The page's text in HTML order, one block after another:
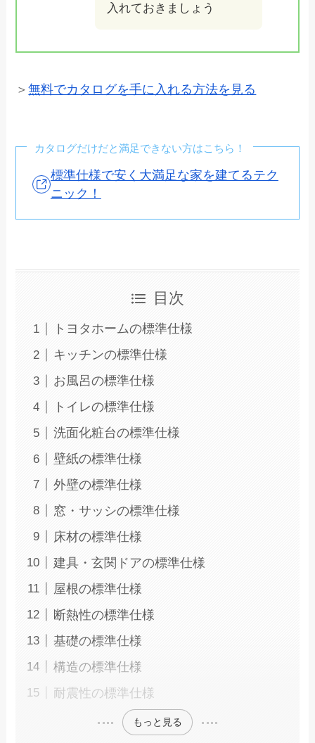
入れておきましょう
＞無料でカタログを手に入れる方法を見る
カタログだけだと満足できない方はこちら！
標準仕様で安く大満足な家を建てるテク
ニック！
目次
トヨタホームの標準仕様
キッチンの標準仕様
お風呂の標準仕様
トイレの標準仕様
洗面化粧台の標準仕様
壁紙の標準仕様
外壁の標準仕様
窓・サッシの標準仕様
床材の標準仕様
建具・玄関ドアの標準仕様
屋根の標準仕様
断熱性の標準仕様
基礎の標準仕様
構造の標準仕様
耐震性の標準仕様
もっと見る